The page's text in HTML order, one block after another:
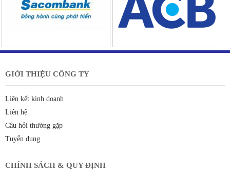
GIỚI THIỆU CÔNG TY
Liên kết kinh doanh
Liên hệ
Câu hỏi thường gặp
Tuyển dụng
CHÍNH SÁCH & QUY ĐỊNH